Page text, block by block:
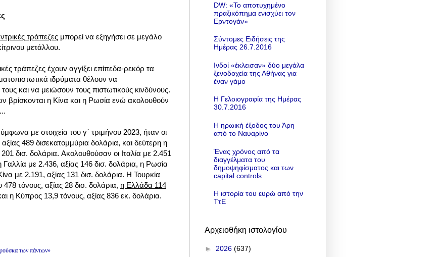
τράπεζες μπορεί να εξηγήσει σε μεγάλο
μετάλλου.
τράπεζες έχουν αγγίξει επίπεδα-ρεκόρ τα
ιδρύματα θέλουν να
και να μειώσουν τους πιστωτικούς κινδύνους.
η Κίνα και η Ρωσία ενώ ακολουθούν
με στοιχεία του γ΄ τριμήνου 2023, ήταν οι
489 δισεκατομμύρια δολάρια, και δεύτερη η
δισ. δολάρια. Ακολουθούσαν οι Ιταλία με 2.451
Γαλλία με 2.436, αξίας 146 δισ. δολάρια, η Ρωσία
με 2.191, αξίας 131 δισ. δολάρια. Η Τουρκία
478 τόνους, αξίας 28 δισ. δολάρια, η Ελλάδα 114
η Κύπρος 13,9 τόνους, αξίας 836 εκ. δολάρια.
των πάντων»
DW: «To αποτυχημένο
πραξικόπημα ενισχύει τον
Ερντογάν»
Σύντομες Ειδήσεις της
Ημέρας 26.7.2016
Ινδοί «έκλεισαν» δύο μεγάλα
ξενοδοχεία της Αθήνας για
έναν γάμο
Η Γελοιογραφία της Ημέρας
30.7.2016
Η ηρωική έξοδος του Άρη
από το Ναυαρίνο
Ένας χρόνος από τα
διαγγέλματα του
δημοψηφίσματος και των
capital controls
Η ιστορία του ευρώ από την
ΤτΕ
Αρχειοθήκη ιστολογίου
► 2026 (637)